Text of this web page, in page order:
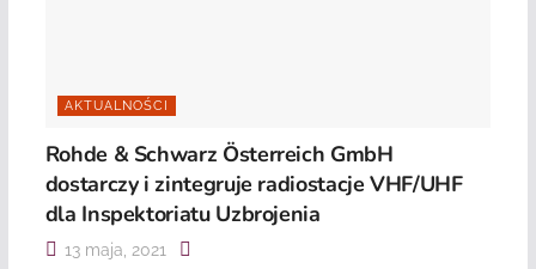
AKTUALNOŚCI
Rohde & Schwarz Österreich GmbH
dostarczy i zintegruje radiostacje VHF/UHF
dla Inspektoriatu Uzbrojenia
13 maja, 2021